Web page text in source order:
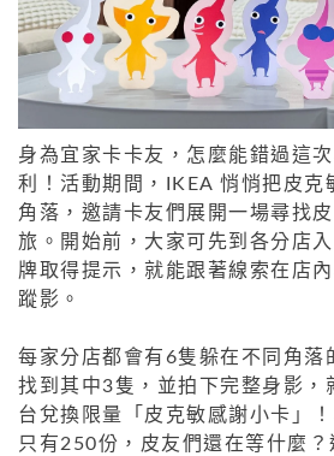
身為宜家卡卡友，怎麼能錯過這
利！活動期間，IKEA 悄悄把皮克
角落，邀請卡友們展開一場尋找
旅。開始前，大家可先到各分店
牌取得提示，就能跟著線索在店
蹤影。
每家分店都會有6隻躲在不同角落
找到其中3隻，並拍下完整身影，
台兌換限量「皮克敏感謝小卡」
只有250份，皮友們還在等什麼？